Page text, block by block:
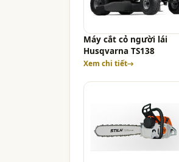
Máy cắt cỏ người lái
Husqvarna TS138
Xem chi tiết